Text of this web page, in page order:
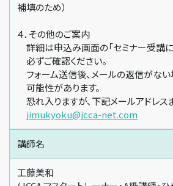
補填のため）
４．その他のご案内
詳細は申込み画面の「セミナー受講
必ずご確認ください。
フォーム送信後、メールの返信がな
可能性があります。
恐れ入りますが、下記メールアドレス
jimukyoku@jcca-net.com
講師名
工藤美和